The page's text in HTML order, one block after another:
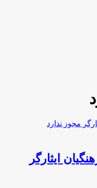
ایثارگر